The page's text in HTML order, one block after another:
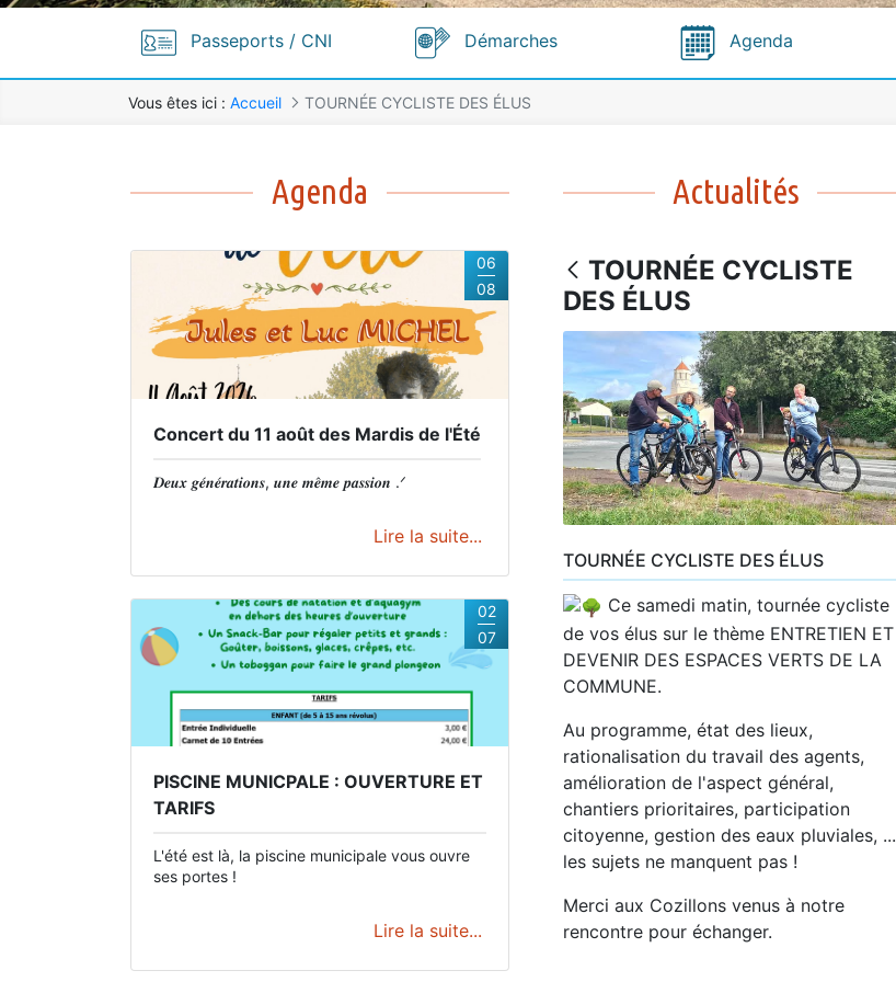
Passeports / CNI Démarches Agenda
Vous êtes ici : Accueil TOURNÉE CYCLISTE DES ÉLUS
Agenda
06
08
Concert du 11 août des Mardis de l'Été
𝑫𝒆𝒖𝒙 𝒈𝒆́𝒏𝒆́𝒓𝒂𝒕𝒊𝒐𝒏𝒔, 𝒖𝒏𝒆 𝒎𝒆̂𝒎𝒆 𝒑𝒂𝒔𝒔𝒊𝒐𝒏 .ᐟ
Lire la suite...
02
07
PISCINE MUNICPALE : OUVERTURE ET
TARIFS
L'été est là, la piscine municipale vous ouvre
ses portes !
Lire la suite...
Actualités
TOURNÉE CYCLISTE
DES ÉLUS
TOURNÉE CYCLISTE DES ÉLUS
Ce samedi matin, tournée cycliste
de vos élus sur le thème ENTRETIEN ET
DEVENIR DES ESPACES VERTS DE LA
COMMUNE.
Au programme, état des lieux,
rationalisation du travail des agents,
amélioration de l'aspect général,
chantiers prioritaires, participation
citoyenne, gestion des eaux pluviales, ...
les sujets ne manquent pas !
Merci aux Cozillons venus à notre
rencontre pour échanger.